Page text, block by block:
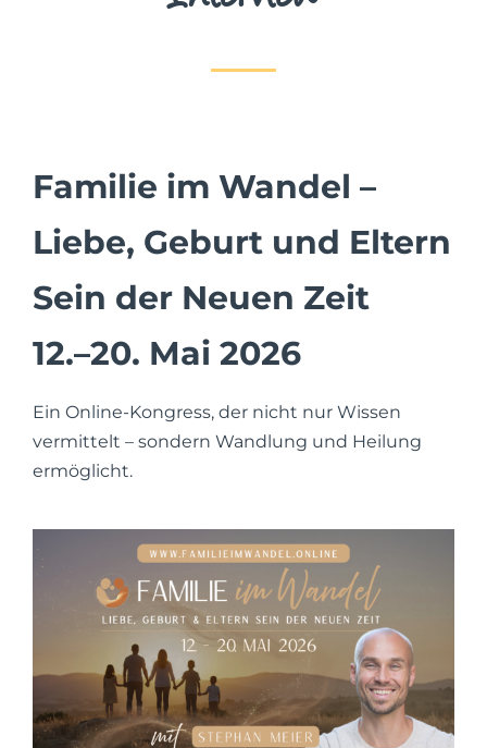
Instagram
Familie im Wandel –
Liebe, Geburt und Eltern
Sein der Neuen Zeit
12.–20. Mai 2026
Ein Online-Kongress, der nicht nur Wissen
vermittelt – sondern Wandlung und Heilung
ermöglicht.